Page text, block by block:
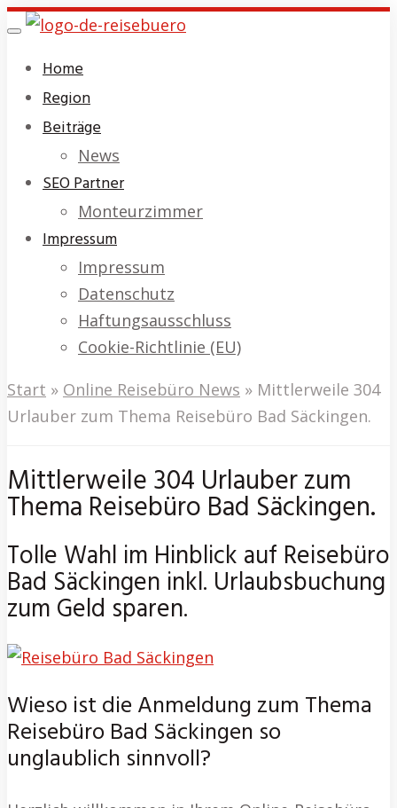
Skip
main
content
Toggle
Home
Region
Beiträge
News
SEO Partner
Monteurzimmer
Impressum
Impressum
Datenschutz
Haftungsausschluss
Cookie-Richtlinie (EU)
Start » Online Reisebüro News » Mittlerweile 304
Urlauber zum Thema Reisebüro Bad Säckingen.
Mittlerweile 304 Urlauber zum
Thema Reisebüro Bad Säckingen.
Tolle Wahl im Hinblick auf Reisebüro
Bad Säckingen inkl. Urlaubsbuchung
zum Geld sparen.
Wieso ist die Anmeldung zum Thema
Reisebüro Bad Säckingen so
unglaublich sinnvoll?